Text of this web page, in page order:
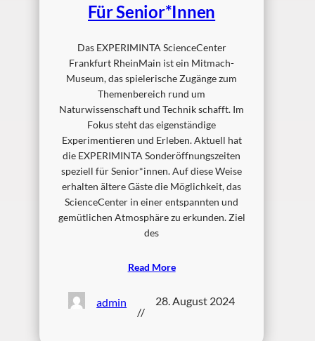
Für Senior*innen
Das EXPERIMINTA ScienceCenter
Frankfurt RheinMain ist ein Mitmach-
Museum, das spielerische Zugänge zum
Themenbereich rund um
Naturwissenschaft und Technik schafft. Im
Fokus steht das eigenständige
Experimentieren und Erleben. Aktuell hat
die EXPERIMINTA Sonderöffnungszeiten
speziell für Senior*innen. Auf diese Weise
erhalten ältere Gäste die Möglichkeit, das
ScienceCenter in einer entspannten und
gemütlichen Atmosphäre zu erkunden. Ziel
des
Read More
admin
//
28. August 2024